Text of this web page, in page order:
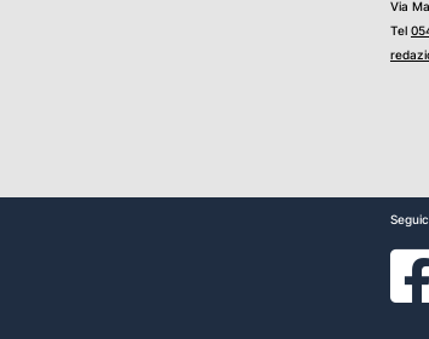
Via
Tel